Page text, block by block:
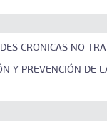
CRONICAS NO
Y PREVENCIÓN